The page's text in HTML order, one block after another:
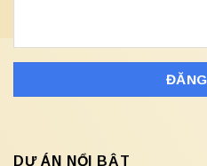
DỰ ÁN NỔI BẬT